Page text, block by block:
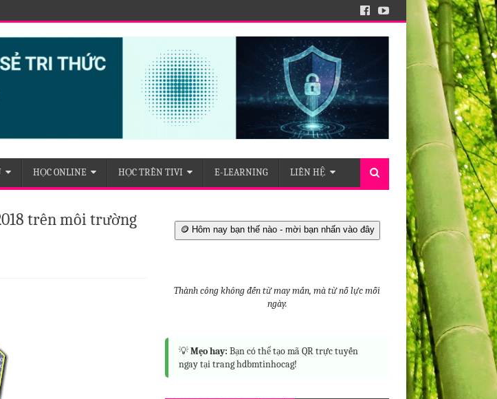
HỌC ONLINE HỌC TRÊN TIVI E-LEARNING LIÊN HỆ
trên môi trường
🪙 Hôm nay bạn thế nào - mời bạn nhấn vào đây
Thành công không đến từ may mắn, mà từ nỗ lực mỗi
ngày.
💡Mẹo hay: Bạn có thể tạo mã QR trực tuyến
ngay tại trang hdbmtinhocag!